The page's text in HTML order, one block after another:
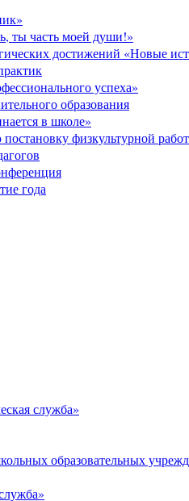
ты часть моей души!»
достижений «Новые
успеха»
образования
в школе»
физкультурной
года
служба»
образовательных